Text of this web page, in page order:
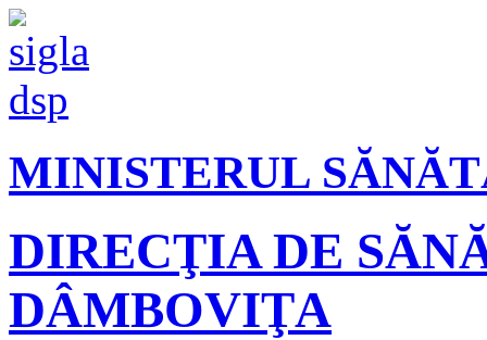
MINISTERUL
DIRECŢIA DE
DÂMBOVIŢA